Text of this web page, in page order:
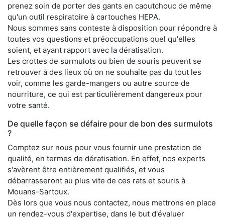
prenez soin de porter des gants en caoutchouc de même
qu'un outil respiratoire à cartouches HEPA.
Nous sommes sans conteste à disposition pour répondre à
toutes vos questions et préoccupations quel qu'elles
soient, et ayant rapport avec la dératisation.
Les crottes de surmulots ou bien de souris peuvent se
retrouver à des lieux où on ne souhaite pas du tout les
voir, comme les garde-mangers ou autre source de
nourriture, ce qui est particulièrement dangereux pour
votre santé.
De quelle façon se défaire pour de bon des surmulots
?
Comptez sur nous pour vous fournir une prestation de
qualité, en termes de dératisation. En effet, nos experts
s'avèrent être entièrement qualifiés, et vous
débarrasseront au plus vite de ces rats et souris à
Mouans-Sartoux.
Dès lors que vous nous contactez, nous mettrons en place
un rendez-vous d'expertise, dans le but d'évaluer